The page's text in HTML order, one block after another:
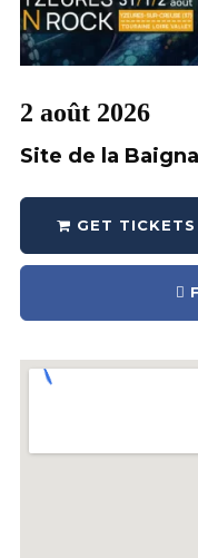
2 août 2026
Site de la
GET